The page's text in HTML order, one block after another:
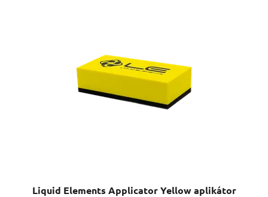
Liquid Elements Applicator Yellow aplikátor